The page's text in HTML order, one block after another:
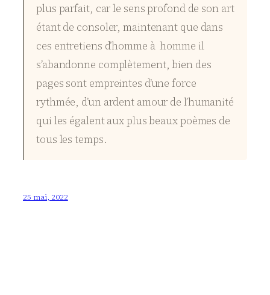
plus parfait, car le sens profond de son art
étant de consoler, maintenant que dans
ces entretiens d’homme à homme il
s’abandonne complètement, bien des
pages sont empreintes d’une force
rythmée, d’un ardent amour de l’humanité
qui les égalent aux plus beaux poèmes de
tous les temps.
25 mai, 2022